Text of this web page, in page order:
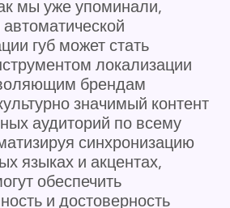
мы уже упоминали,
губ может стать
локализации
брендам
значимый контент
аудиторий по всему
синхронизацию
языках и акцентах,
обеспечить
и достоверность